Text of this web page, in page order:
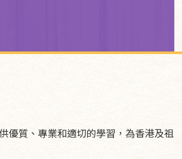
優質、專業和適切的學習，為香港及祖